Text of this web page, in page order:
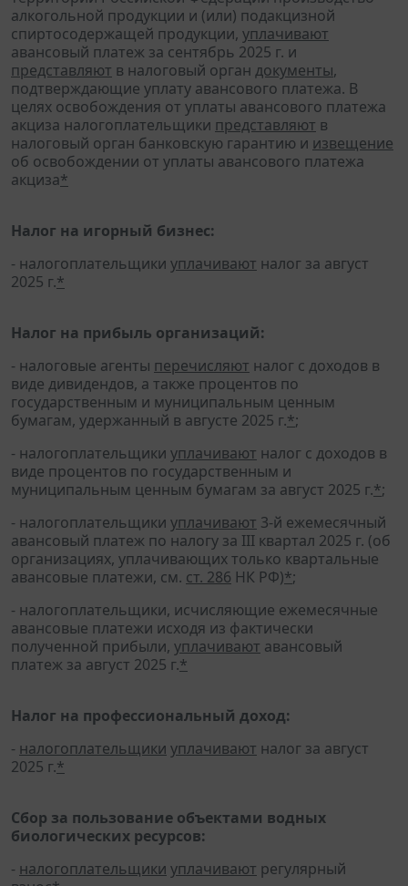
алкогольной продукции и (или) подакцизной
спиртосодержащей продукции, уплачивают
авансовый платеж за сентябрь 2025 г. и
представляют в налоговый орган документы,
подтверждающие уплату авансового платежа. В
целях освобождения от уплаты авансового платежа
акциза налогоплательщики представляют в
налоговый орган банковскую гарантию и извещение
об освобождении от уплаты авансового платежа
акциза*
Налог на игорный бизнес:
- налогоплательщики уплачивают налог за август
2025 г.*
Налог на прибыль организаций:
- налоговые агенты перечисляют налог с доходов в
виде дивидендов, а также процентов по
государственным и муниципальным ценным
бумагам, удержанный в августе 2025 г.*;
- налогоплательщики уплачивают налог с доходов в
виде процентов по государственным и
муниципальным ценным бумагам за август 2025 г.*;
- налогоплательщики уплачивают 3-й ежемесячный
авансовый платеж по налогу за III квартал 2025 г. (об
организациях, уплачивающих только квартальные
авансовые платежи, см. ст. 286 НК РФ)*;
- налогоплательщики, исчисляющие ежемесячные
авансовые платежи исходя из фактически
полученной прибыли, уплачивают авансовый
платеж за август 2025 г.*
Налог на профессиональный доход:
- налогоплательщики уплачивают налог за август
2025 г.*
Сбор за пользование объектами водных
биологических ресурсов:
- налогоплательщики уплачивают регулярный